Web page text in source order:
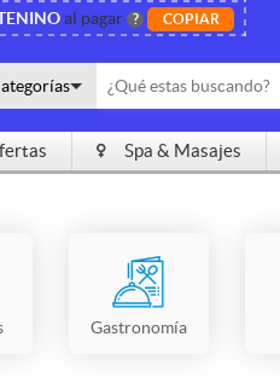
al pagar ? COPIAR
Spa & Masajes
Gastronomía